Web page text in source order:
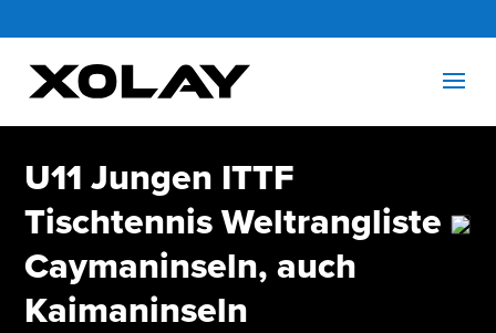
U11 Jungen ITTF
Tischtennis Weltrangliste
Caymaninseln, auch
Kaimaninseln